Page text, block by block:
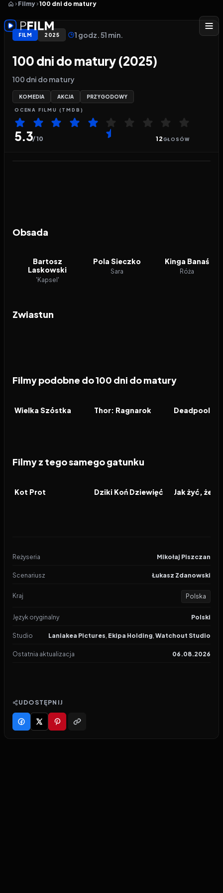
Filmy 100 dni do matury
FILM 2025 1 godz. 51 min.
100 dni do matury (2025)
100 dni do matury
KOMEDIA AKCJA PRZYGODOWY
OCENA FILMU (TMDB)
5.3/ 10 12GŁOSÓW
Obsada
Bartosz
Laskowski
'Kapsel'
Pola Sieczko
Sara
Kinga Banaś
Róża
Zwiastun
Filmy podobne do 100 dni do matury
FILM
Wielka Szóstka FILM
Thor: Ragnarok FILM
Deadpool
Filmy z tego samego gatunku
FILM
Kot Prot FILM
Dziki Koń Dziewięć FILM
Reżyseria Mikołaj Piszczan
Scenariusz Łukasz Zdanowski
Kraj Polska
Język oryginalny Polski
Studio Laniakea Pictures, Ekipa Holding, Watchout Studio
Ostatnia aktualizacja 06.08.2026
UDOSTĘPNIJ